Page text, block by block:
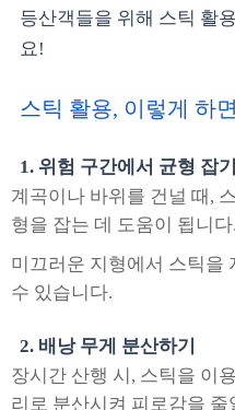
등산객들을 위해 스틱 활
요!
스틱 활용, 이렇게 하
1. 위험 구간에서 균형 잡기
계곡이나 바위를 건널 때,
형을 잡는 데 도움이 됩니다.
미끄러운 지형에서 스틱을
수 있습니다.
2. 배낭 무게 분산하기
장시간 산행 시, 스틱을 이
리로 분산시켜 피로감을 줄